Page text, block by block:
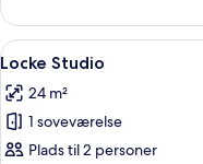
studiolejlighed
Indlæs
alle
billeder
af
Locke
7
Locke Studio
24 m²
1 soveværelse
Plads til 2 personer